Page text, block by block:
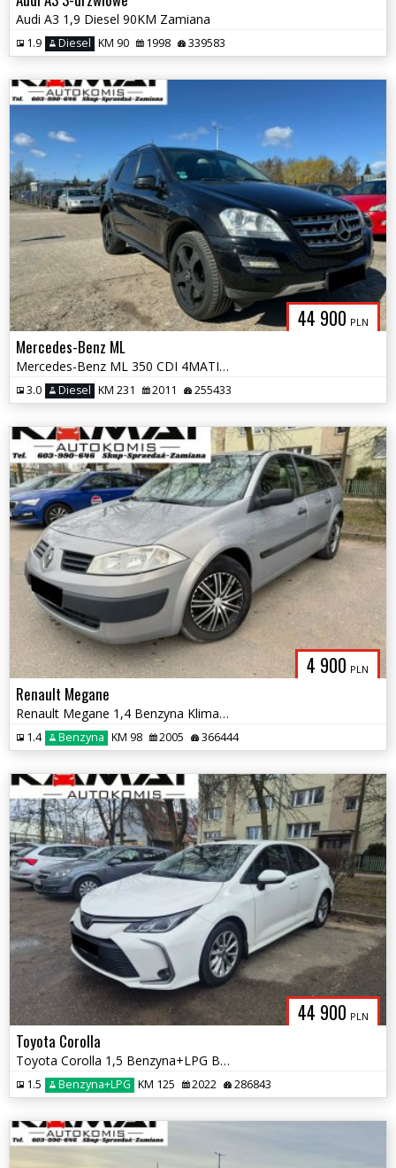
Audi A3 1,9 Diesel 90KM Zamiana
1.9 Diesel KM 90 1998 339583
44 900 PLN
Mercedes-Benz ML
Mercedes-Benz ML 350 CDI 4MATIC Zamiana
3.0 Diesel KM 231 2011 255433
4 900 PLN
Renault Megane
Renault Megane 1,4 Benzyna Klimatyzacja Zamiana
1.4 Benzyna KM 98 2005 366444
44 900 PLN
Toyota Corolla
Toyota Corolla 1,5 Benzyna+LPG Bogate Wyposażenie Zamiana
1.5 Benzyna+LPG KM 125 2022 286843